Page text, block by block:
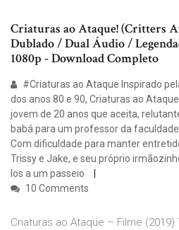
Criaturas ao Ataque! (Critters
Dublado / Dual Áudio /
1080p - Download Completo
#Criaturas ao Ataque Inspirado
dos anos 80 e 90, Criaturas ao
jovem de 20 anos que aceita,
babá para um professor da
Com dificuldade para manter
Trissy e Jake, e seu próprio
los a um passeio
10 Comments
Criaturas ao Ataque – Filme